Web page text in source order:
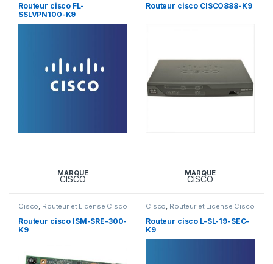
Routeur cisco FL-
SSLVPN100-K9
MARQUE
CISCO
Routeur cisco CISCO888-K9
MARQUE
CISCO
Cisco Routeur et License Cisco
Routeur cisco ISM-SRE-300-
K9
Cisco Routeur et License Cisco
Routeur cisco L-SL-19-SEC-
K9